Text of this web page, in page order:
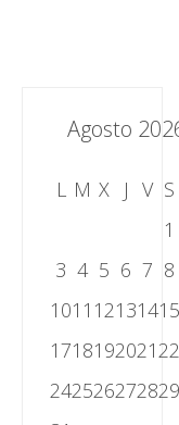
Agosto
L M X J V S
1
3 4 5 6 7 8
1011 121314
1718192021
2425262728